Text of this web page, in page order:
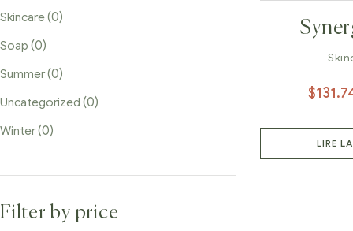
Granite
$
LIRE
Skincare(0)
Soap (0)
Summer(0)
Uncategorized (0)
Winter(0)
Filter by price